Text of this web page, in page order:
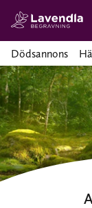
Dödsannons